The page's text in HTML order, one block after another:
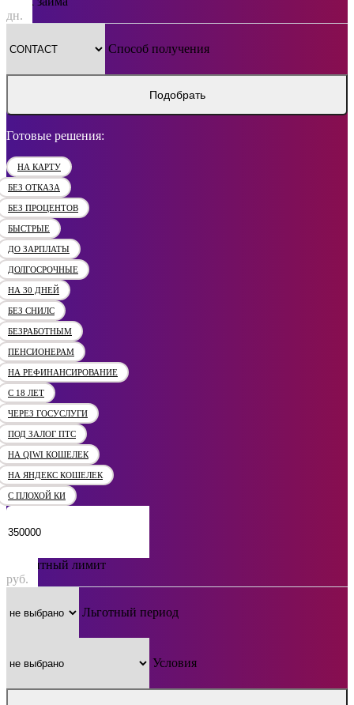
дн.
Способ получения
Подобрать
Готовые решения:
НА КАРТУ
БЕЗ ОТКАЗА
БЕЗ ПРОЦЕНТОВ
БЫСТРЫЕ
ДО ЗАРПЛАТЫ
ДОЛГОСРОЧНЫЕ
НА 30 ДНЕЙ
БЕЗ СНИЛС
БЕЗРАБОТНЫМ
ПЕНСИОНЕРАМ
НА РЕФИНАНСИРОВАНИЕ
С 18 ЛЕТ
ЧЕРЕЗ ГОСУСЛУГИ
ПОД ЗАЛОГ ПТС
НА QIWI КОШЕЛЕК
НА ЯНДЕКС КОШЕЛЕК
С ПЛОХОЙ КИ
Кредитный лимит
руб.
Льготный период
Условия